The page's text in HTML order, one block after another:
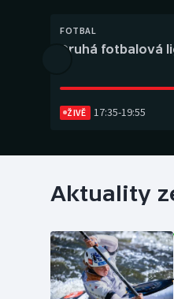
FOTBAL
Druhá fotbalová
ŽIVĚ 17:35-19:55
Aktuality